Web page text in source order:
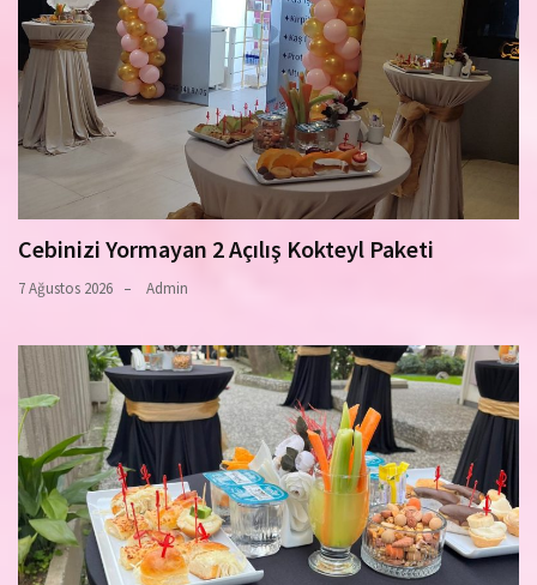
Cebinizi Yormayan 2 Açılış Kokteyl Paketi
7 Ağustos 2026 Admin